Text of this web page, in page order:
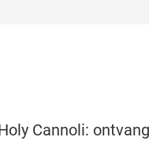
Cannoli: